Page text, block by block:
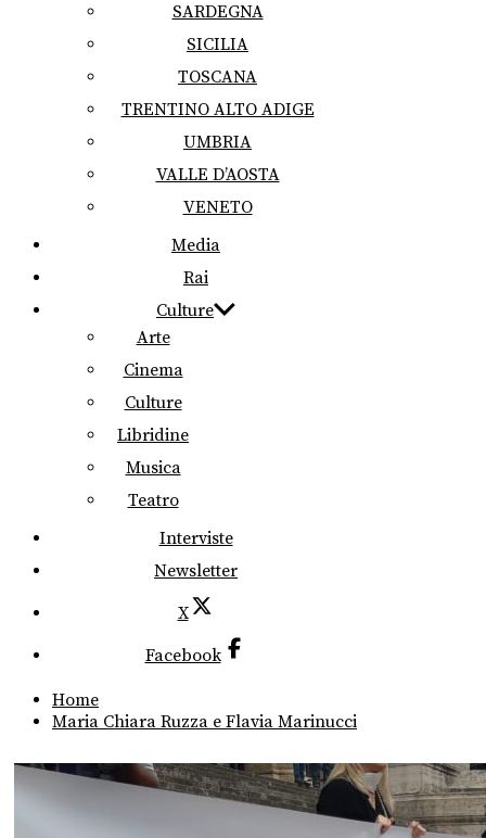
SARDEGNA
SICILIA
TOSCANA
TRENTINO ALTO ADIGE
UMBRIA
VALLE D’AOSTA
VENETO
Media
Rai
Culture
Arte
Cinema
Culture
Libridine
Musica
Teatro
Interviste
Newsletter
X
Facebook
Home
Maria Chiara Ruzza e Flavia Marinucci